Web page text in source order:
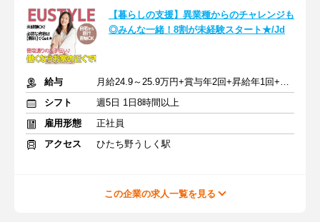
【暮らしの支援】異業種からのチャレンジも
◎みんな一緒！8割が未経験スタート★/Jd
給与
月給24.9～25.9万円+賞与年2回+昇給年1回+交通費全額
シフト
週5日 1日8時間以上
雇用形態
正社員
アクセス
ひたち野うしく駅
この企業の求人一覧を見る